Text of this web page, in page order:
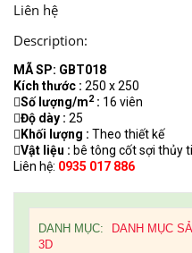
Liên hệ
Description:
MÃ SP: GBT018
Kích thước : 250 x 250
Số lượng/m2: 16 viên
Độ dày : 25
Khối lượng : Theo thiết kế
Vật liệu : bê tông cốt sợi thủy
Liên hệ: 0935 017 886
DANH MỤC: DANH MỤC
3D